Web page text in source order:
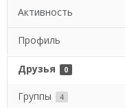
Активность
Профиль
Друзья 0
Группы 4